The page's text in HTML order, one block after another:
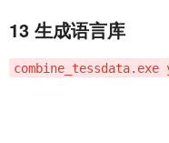
13 生成语言库
combine_tessdata.exe